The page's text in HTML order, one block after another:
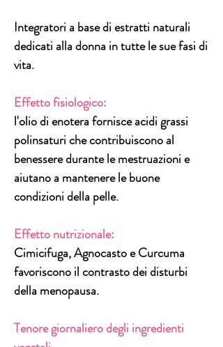
Integratori a base di estratti naturali
dedicati alladonnain tutte le sue fasi di
vita.
Effetto fisiologico:
l'olio di enotera fornisce acidi grassi
polinsaturi che contribuiscono al
benessere durante le mestruazioni e
aiutano a mantenere le buone
condizioni della pelle.
Effetto nutrizionale:
Cimicifuga, Agnocasto e Curcuma
favoriscono il contrasto dei disturbi
dellamenopausa.
Tenore giornaliero degli ingredienti